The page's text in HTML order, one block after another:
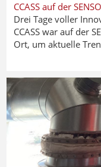
CCASS auf der
Drei Tage voller
CCASS war auf der
Ort, um aktuelle